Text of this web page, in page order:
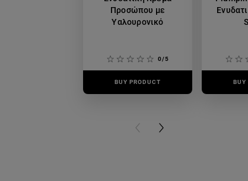
Προσώπου με
Υαλουρονικό
0/5
BUY PRODUCT BUY
PREVIOUS CARD
NEXT CARD